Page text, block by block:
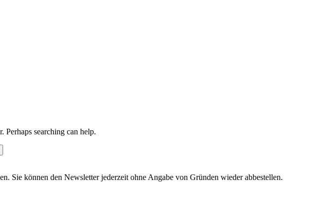
Perhaps searching can help.
Sie können den Newsletter jederzeit ohne Angabe von Gründen wieder abbestellen.